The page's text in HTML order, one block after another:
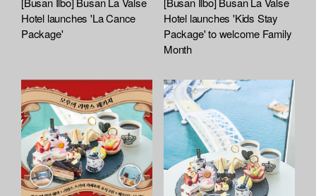
Hotel launches 'La Cance
Package'
Hotel launches 'Kids Stay
Package' to welcome Family
Month